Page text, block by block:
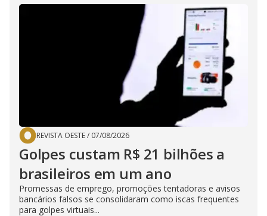
REVISTA OESTE/ 07/08/2026
Golpes custam R$ 21 bilhões a
brasileiros em um ano
Promessas de emprego, promoções tentadoras e avisos
bancários falsos se consolidaram como iscas frequentes
para golpes virtuais...